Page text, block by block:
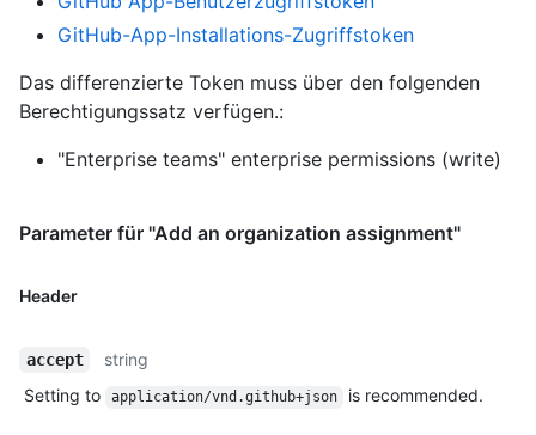
GitHub-App-Installations-Zugriffstoken
Das differenzierte Token muss über den folgenden
Berechtigungssatz verfügen.:
"Enterprise teams" enterprise permissions (write)
Parameter für "Add an organization assignment"
Header
accept
string
Setting to
application/vnd.github+json is recommended.